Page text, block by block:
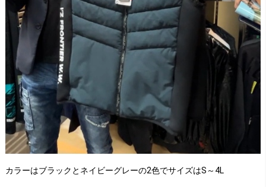
カラーはブラックとネイビーグレーの2色でサイズはS～4L